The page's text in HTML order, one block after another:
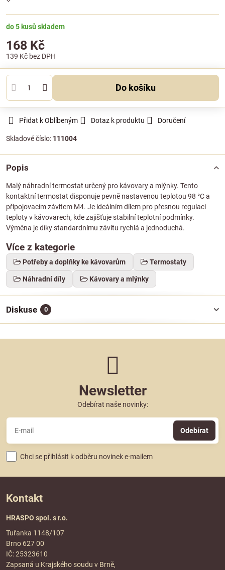
do 5 kusů skladem
168 Kč
139 Kč bez DPH
Do košíku
Přidat k Oblíbeným Dotaz k produktu Doručení
Skladové číslo: 111004
Popis
Malý náhradní termostat určený pro kávovary a mlýnky. Tento
kontaktní termostat disponuje pevně nastavenou teplotou 98 °C a
připojovacím závitem M4. Je ideálním dílem pro přesnou regulaci
teploty v kávovarech, kde zajišťuje stabilní teplotní podmínky.
Výměna je díky standardnímu závitu rychlá a jednoduchá.
Více z kategorie
Potřeby a doplňky ke kávovarům Termostaty
Náhradní díly Kávovary a mlýnky
Diskuse 0
Newsletter
Odebírat naše novinky:
Odebírat
Chci se přihlásit k odběru novinek e-mailem
Kontakt
HRASPO spol. s r.o.
Tuřanka 1148/107
Brno 627 00
IČ: 25323610
Zapsaná u Krajského soudu v Brně,